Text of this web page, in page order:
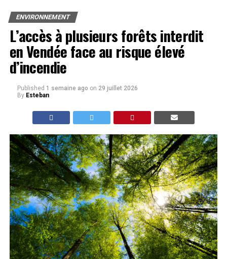
ENVIRONNEMENT
L’accès à plusieurs forêts interdit
en Vendée face au risque élevé
d’incendie
Published 1 semaine ago on 29 juillet 2026
By Esteban